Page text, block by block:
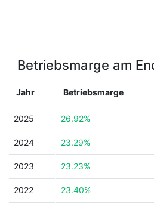
Betriebsmarge am
Jahr Betriebsmarge
2025 26.92%
2024 23.29%
2023 23.23%
2022 23.40%